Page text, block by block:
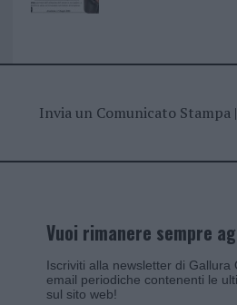
Invia un Comunicato Stampa|
Vuoi rimanere sempre
Iscriviti alla newsletter di Gallura
email periodiche contenenti le
sul sito web!